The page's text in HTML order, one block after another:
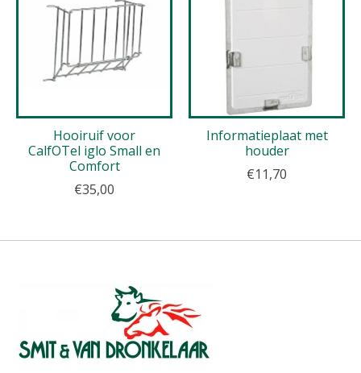
Hooiruif voor
CalfOTel iglo Small en
Comfort
€35,00
Informatieplaat met
houder
€11,70